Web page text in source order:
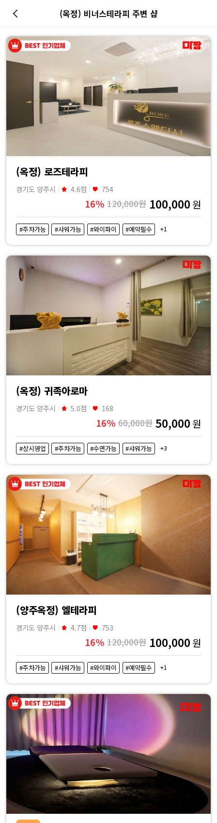
마
사
저
가
예
내
근
마
사
지
샵
가
격
비
교
마
짱
(옥정) 비너스테라피 주변 샵
(옥정) 로즈테라피
경기도 양주시 4.6점 754
16% 120,000원 100,000 원
#주차가능 #샤워가능 #와이파이 #예약필수 +1
(옥정) 귀족아로마
경기도 양주시 5.0점 168
16% 60,000원 50,000 원
#상시영업 #주차가능 #수면가능 #샤워가능 +3
(양주옥정) 엘테라피
경기도 양주시 4.7점 753
16% 120,000원 100,000 원
#주차가능 #샤워가능 #와이파이 #예약필수 +1